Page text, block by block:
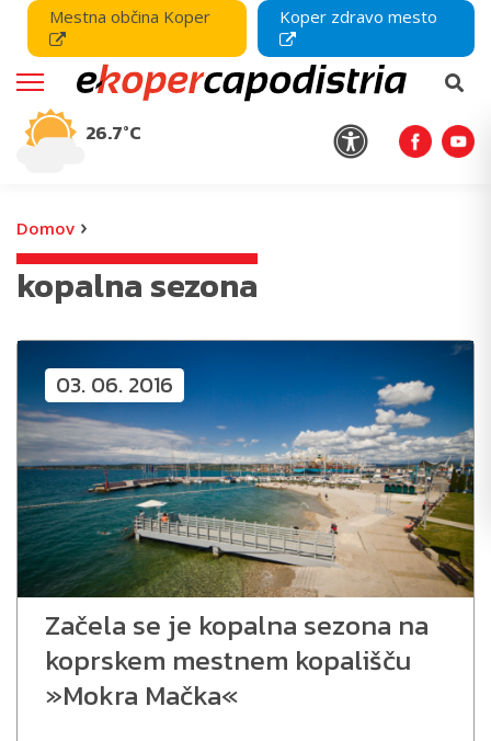
Mestna občina Koper Koper zdravo mesto
26.7°C
Domov ›
kopalna sezona
03. 06. 2016
Začela se je kopalna sezona na
koprskem mestnem kopališču
»Mokra Mačka«